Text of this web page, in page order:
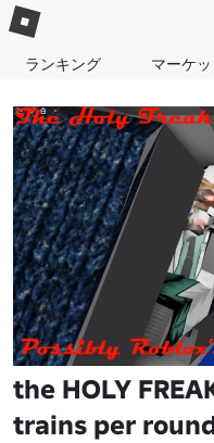
ランキング マーケ
the HOLY
trains per